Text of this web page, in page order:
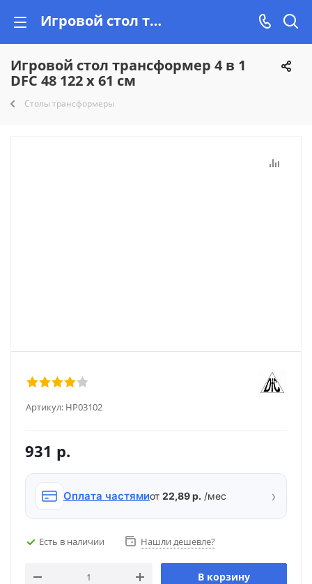
Игровой стол трансформер 4 в 1 DFC 48 122 х 61 см купить недорого в Минске на Vishop.by в рассрочку!
Игровой стол трансформер 4 в 1
DFC 48 122 х 61 см
Столы трансформеры
Артикул: HP03102
931 р.
Оплата частямиот 22,89 р. /мес ›
Есть в наличии Нашли дешевле?
В корзину